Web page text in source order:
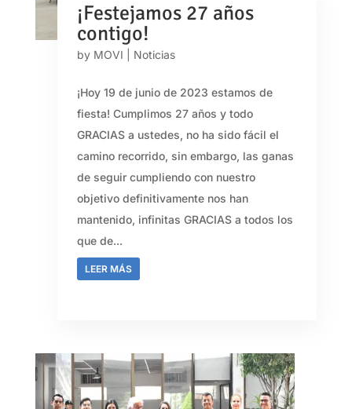
¡Festejamos 27 años
contigo!
by MOVI Noticias
¡Hoy 19 de junio de 2023 estamos de
fiesta! Cumplimos 27 años y todo
GRACIAS a ustedes, no ha sido fácil el
camino recorrido, sin embargo, las ganas
de seguir cumpliendo con nuestro
objetivo definitivamente nos han
mantenido, infinitas GRACIAS a todos los
que de...
LEER MÁS